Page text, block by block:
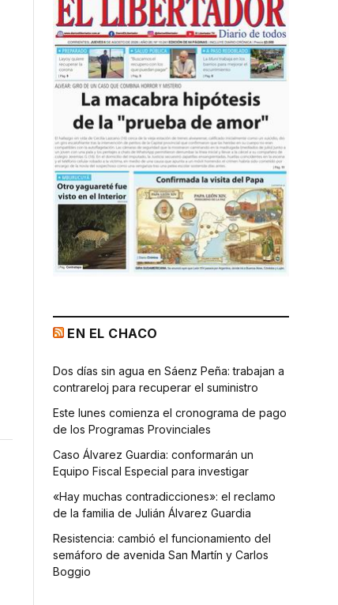
EN EL CHACO
Dos días sin agua en Sáenz Peña: trabajan a
contrareloj para recuperar el suministro
Este lunes comienza el cronograma de pago
de los Programas Provinciales
Caso Álvarez Guardia: conformarán un
Equipo Fiscal Especial para investigar
«Hay muchas contradicciones»: el reclamo
de la familia de Julián Álvarez Guardia
Resistencia: cambió el funcionamiento del
semáforo de avenida San Martín y Carlos
Boggio